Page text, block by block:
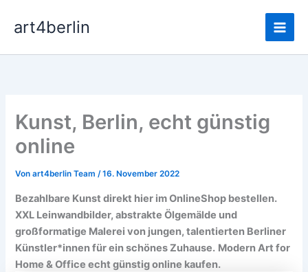
Inhaltart4berlin
Main
Kunst, Berlin, echt günstig
online
Vonart4berlin Team/16. November 2022
Bezahlbare Kunst direkt hier im OnlineShop bestellen.
XXL Leinwandbilder, abstrakte Ölgemälde und
großformatige Malerei von jungen, talentierten Berliner
Künstler*innen für ein schönes Zuhause. Modern Art for
Home & Office echt günstig online kaufen.